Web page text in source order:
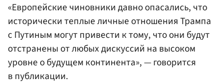
«Европейские чиновники давно опасались, что
исторически теплые личные отношения Трампа
с Путиным могут привести к тому, что они будут
отстранены от любых дискуссий на высоком
уровне о будущем континента», — говорится
в публикации.